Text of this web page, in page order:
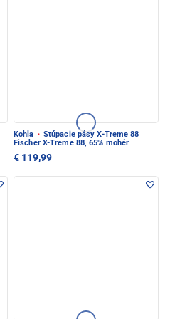
Kohla · Stúpacie pásy X-Treme 88
Fischer X-Treme 88, 65% mohér
€ 119,99